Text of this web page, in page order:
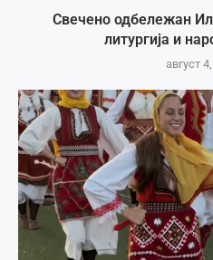
Свечено одбележан
литургија и
август